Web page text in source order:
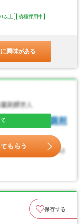
以上
積極採用中
興味がある
保存する